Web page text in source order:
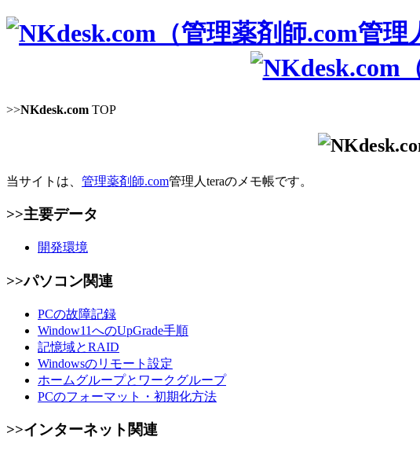
>>NKdesk.com TOP
当サイトは、 管理薬剤師.com管理人teraのメモ帳です。
>>主要データ
開発環境
>>パソコン関連
PCの故障記録
Window11へのUpGrade手順
記憶域とRAID
Windowsのリモート設定
ホームグループとワークグループ
PCのフォーマット・初期化方法
>>インターネット関連